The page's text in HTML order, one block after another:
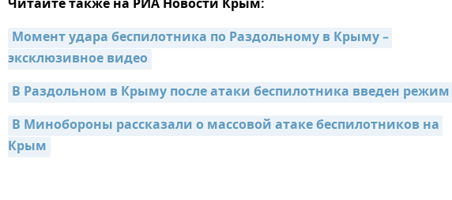
Читайте также на РИА Новости Крым:
Момент удара беспилотника по Раздольному в Крыму –
эксклюзивное видео
В Раздольном в Крыму после атаки беспилотника введен
В Минобороны рассказали о массовой атаке беспилотников на
Крым